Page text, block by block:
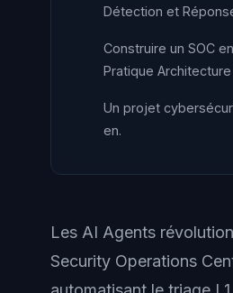
Détection et
Construire un SOC
Pratique
Un projet
en.
Les AI Agents
Security Operations